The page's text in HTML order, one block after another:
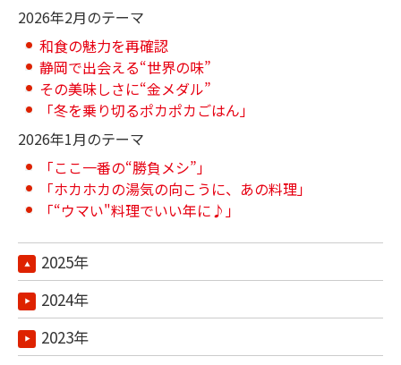
2026年2月のテーマ
和食の魅力を再確認
静岡で出会える“世界の味”
その美味しさに“金メダル”
「冬を乗り切るポカポカごはん」
2026年1月のテーマ
「ここ一番の“勝負メシ”」
「ホカホカの湯気の向こうに、あの料理」
「“ウマい"料理でいい年に♪」
2025年
2024年
2023年